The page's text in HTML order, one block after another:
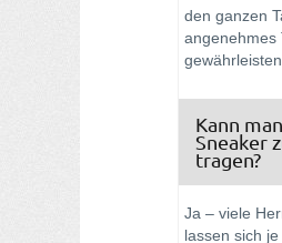
den ganzen
angenehmes
gewährleisten.
Kann
Sneaker
tragen?
Ja – viele
lassen sich